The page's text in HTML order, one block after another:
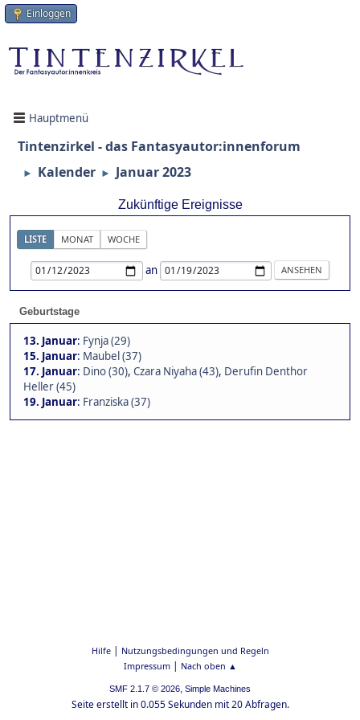
Einloggen
Hauptmenü
Tintenzirkel - das Fantasyautor:innenforum
► Kalender ► Januar 2023
Zukünftige Ereignisse
LISTE MONAT WOCHE
an
Geburtstage
13. Januar: Fynja (29)
15. Januar: Maubel (37)
17. Januar: Dino (30), Czara Niyaha (43), Derufin Denthor
Heller (45)
19. Januar: Franziska (37)
Hilfe| Nutzungsbedingungen und Regeln
Impressum| Nach oben ▲
SMF 2.1.7 © 2026, Simple Machines
Seite erstellt in 0.055 Sekunden mit 20 Abfragen.